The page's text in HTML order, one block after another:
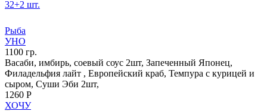
32+2 шт.
Рыба
УНО
1100 гр.
Васаби, имбирь, соевый соус 2шт, Запеченный Японец,
Филадельфия лайт , Европейский краб, Темпура с курицей и
сыром, Суши Эби 2шт,
1260 Р
ХОЧУ